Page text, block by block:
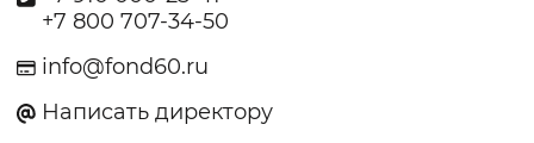
+7 800 707-34-50
info@fond60.ru
Написать директору